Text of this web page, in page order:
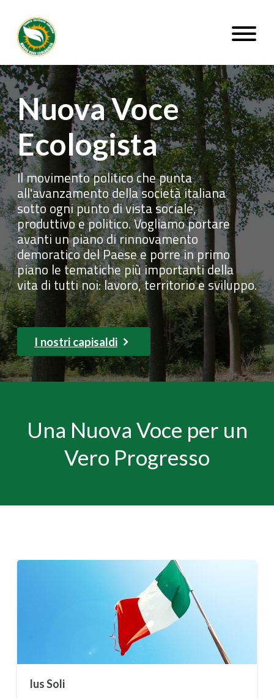
Nuova Voce Ecologista
Nuova Voce
Ecologista
Il movimento politico che punta
all'avanzamento della società italiana
sotto ogni punto di vista sociale,
produttivo e politico. Vogliamo portare
avanti un piano di rinnovamento
demoratico del Paese e porre in primo
piano le tematiche più importanti della
vita di tutti noi: lavoro, territorio e sviluppo.
I nostri capisaldi
Una Nuova Voce per un
Vero Progresso
Ius Soli